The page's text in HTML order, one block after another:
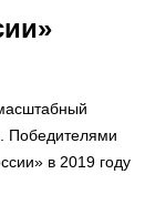
Победителями
в 2019 году